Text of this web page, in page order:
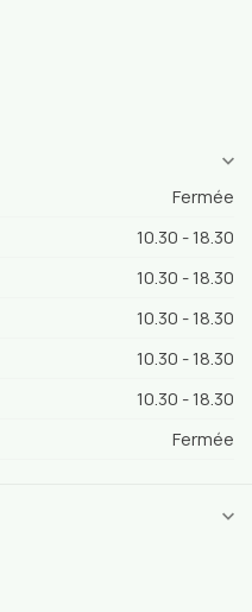
Fermée
10.30 - 18.30
10.30 - 18.30
10.30 - 18.30
10.30 - 18.30
10.30 - 18.30
Fermée